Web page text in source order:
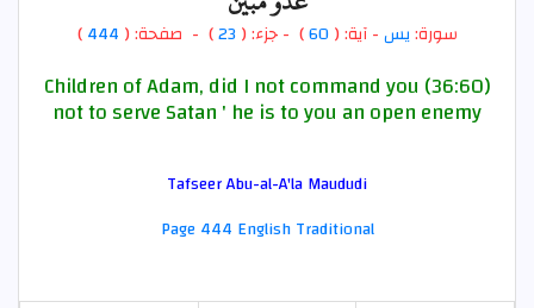
سورة:يس- آية: (60
) - جزء: (23) - صفحة: ( 444
)
(36:60) Children of Adam, did I not command you
not to serve Satan ' he is to you an open enemy
Tafseer Abu-al-A'la Maududi
Page 444 English Traditional